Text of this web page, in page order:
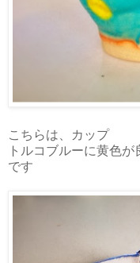
こちらは、カップ
トルコブルーに黄色
です